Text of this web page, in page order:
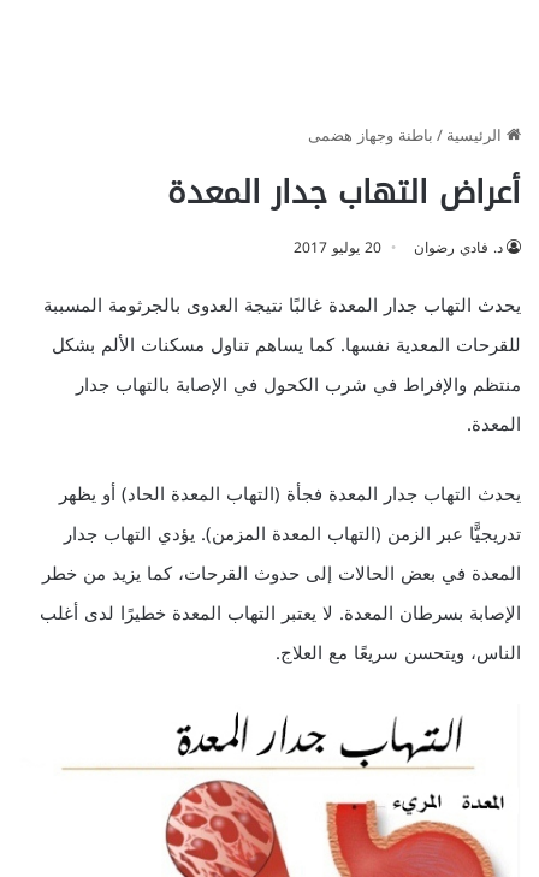
الرئيسية/باطنة وجهاز هضمى
أعراض التهاب جدار المعدة
د. فادي رضوان 20 يوليو 2017
يحدث التهاب جدار المعدة غالبًا نتيجة العدوى بالجرثومة المسببة
للقرحات المعدية نفسها. كما يساهم تناول مسكنات الألم بشكل
منتظم والإفراط في شرب الكحول في الإصابة بالتهاب جدار
المعدة.
يحدث التهاب جدار المعدة فجأة (التهاب المعدة الحاد) أو يظهر
تدريجيًّا عبر الزمن (التهاب المعدة المزمن). يؤدي التهاب جدار
المعدة في بعض الحالات إلى حدوث القرحات، كما يزيد من خطر
الإصابة بسرطان المعدة. لا يعتبر التهاب المعدة خطيرًا لدى أغلب
الناس، ويتحسن سريعًا مع العلاج.